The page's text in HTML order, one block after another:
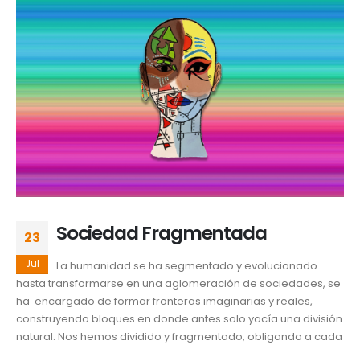
23
Jul
Sociedad Fragmentada
La humanidad se ha segmentado y evolucionado
hasta transformarse en una aglomeración de sociedades, se
ha encargado de formar fronteras imaginarias y reales,
construyendo bloques en donde antes solo yacía una división
natural. Nos hemos dividido y fragmentado, obligando a cada